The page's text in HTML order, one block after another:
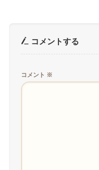
コメントする
コメント ※